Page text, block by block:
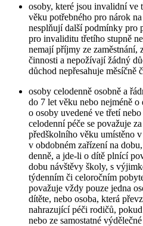
osoby, které jsou invalidní ve
věku potřebného pro nárok
nesplňují další podmínky pro
pro invaliditu třetího stupně
nemají příjmy ze zaměstnání,
činnosti a nepožívají žádný
důchod nepřesahuje měsíčně
osoby celodenně osobně a
do 7 let věku nebo nejméně
o osoby uvedené ve třetí
celodenní péče se považuje
předškolního věku umístěno
v obdobném zařízení na
denně, a jde-li o dítě plnící
dobu návštěvy školy, s
týdenním či celoročním
považuje vždy pouze jedna
dítěte, nebo osoba, která
nahrazující péči rodičů,
nebo ze samostatné